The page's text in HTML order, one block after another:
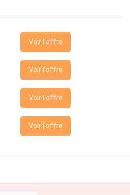
Voir l'offre
Voir l'offre
Voir l'offre
Voir l'offre